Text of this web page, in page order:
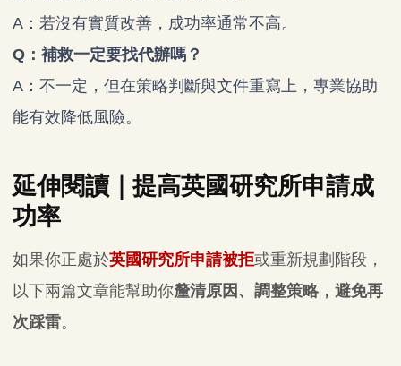
A：若沒有實質改善，成功率通常不高。
Q：補救一定要找代辦嗎？
A：不一定，但在策略判斷與文件重寫上，專業協助
能有效降低風險。
延伸閱讀｜提高英國研究所申請成
功率
如果你正處於英國研究所申請被拒或重新規劃階段，
以下兩篇文章能幫助你釐清原因、調整策略，避免再
次踩雷。